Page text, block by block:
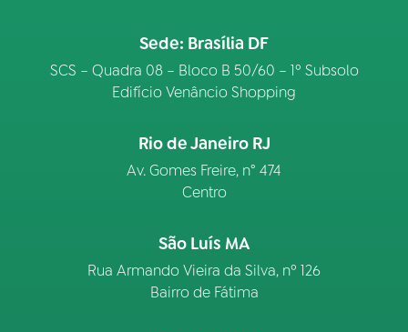
Sede: Brasília DF
SCS – Quadra 08 – Bloco B 50/60 – 1º Subsolo
Edifício Venâncio Shopping
Rio de Janeiro RJ
Av. Gomes Freire, n° 474
Centro
São Luís MA
Rua Armando Vieira da Silva, nº 126
Bairro de Fátima